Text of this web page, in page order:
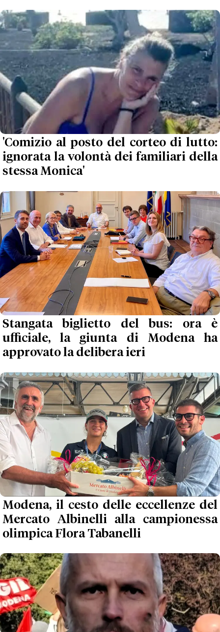
'Comizio al posto del corteo di lutto:
ignorata la volontà dei familiari della
stessa Monica'
Stangata biglietto del bus: ora è
ufficiale, la giunta di Modena ha
approvato la delibera ieri
Modena, il cesto delle eccellenze del
Mercato Albinelli alla campionessa
olimpica Flora Tabanelli